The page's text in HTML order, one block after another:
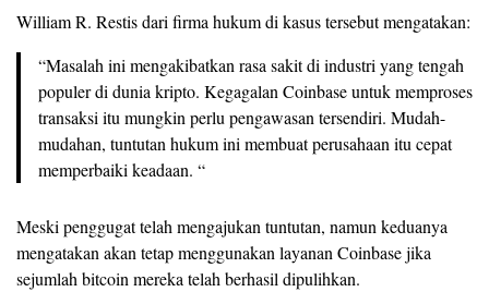
William R. Restis dari firma hukum di kasus tersebut mengatakan:
“Masalah ini mengakibatkan rasa sakit di industri yang tengah
populer di dunia kripto. Kegagalan Coinbase untuk memproses
transaksi itu mungkin perlu pengawasan tersendiri. Mudah-
mudahan, tuntutan hukum ini membuat perusahaan itu cepat
memperbaiki keadaan. “
Meski penggugat telah mengajukan tuntutan, namun keduanya
mengatakan akan tetap menggunakan layanan Coinbase jika
sejumlah bitcoin mereka telah berhasil dipulihkan.